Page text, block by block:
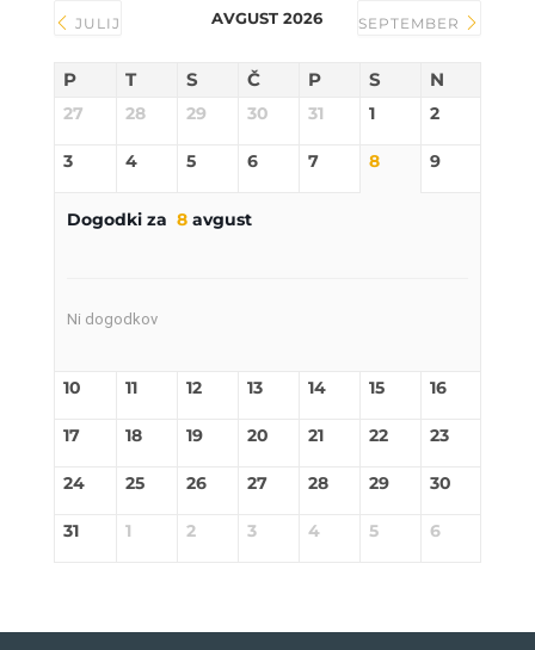
JULIJ AVGUST 2026 SEPTEMBER
P T S Č P S N
27 28 29 30 31 1 2
3 4 5 6 7 8 9
Dogodki za 8avgust
Ni dogodkov
10 11 12 13 14 15 16
17 18 19 20 21 22 23
24 25 26 27 28 29 30
31 1 2 3 4 5 6